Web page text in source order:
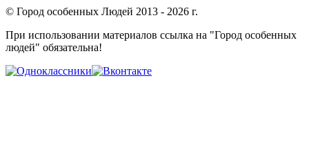
© Город особенных Людей 2013 - 2026 г.
При использовании материалов ссылка на "Город особенных
людей" обязательна!